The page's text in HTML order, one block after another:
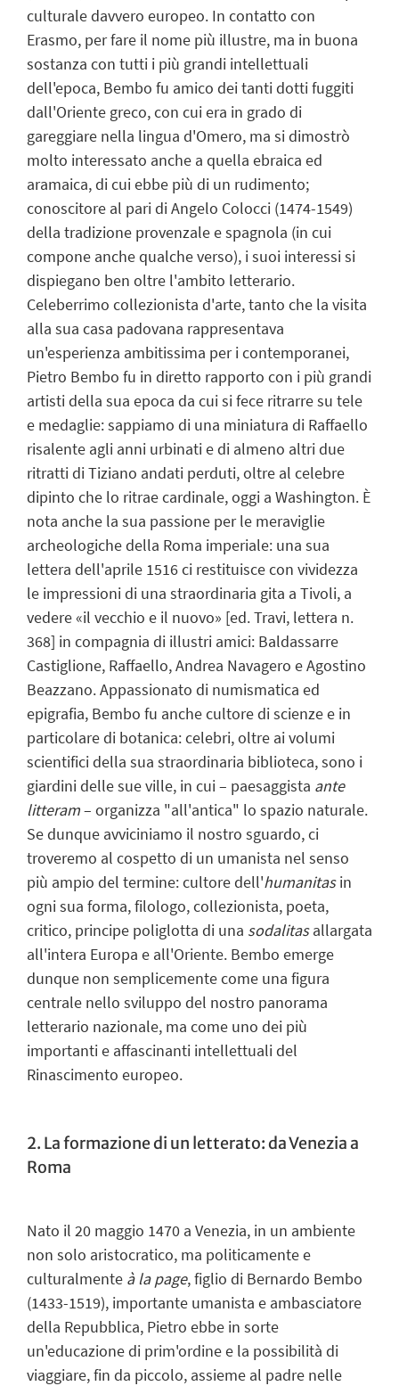
culturale davvero europeo. In contatto con
Erasmo, per fare il nome più illustre, ma in buona
sostanza con tutti i più grandi intellettuali
dell'epoca, Bembo fu amico dei tanti dotti fuggiti
dall'Oriente greco, con cui era in grado di
gareggiare nella lingua d'Omero, ma si dimostrò
molto interessato anche a quella ebraica ed
aramaica, di cui ebbe più di un rudimento;
conoscitore al pari di Angelo Colocci (1474-1549)
della tradizione provenzale e spagnola (in cui
compone anche qualche verso), i suoi interessi si
dispiegano ben oltre l'ambito letterario.
Celeberrimo collezionista d'arte, tanto che la visita
alla sua casa padovana rappresentava
un'esperienza ambitissima per i contemporanei,
Pietro Bembo fu in diretto rapporto con i più grandi
artisti della sua epoca da cui si fece ritrarre su tele
e medaglie: sappiamo di una miniatura di Raffaello
risalente agli anni urbinati e di almeno altri due
ritratti di Tiziano andati perduti, oltre al celebre
dipinto che lo ritrae cardinale, oggi a Washington. È
nota anche la sua passione per le meraviglie
archeologiche della Roma imperiale: una sua
lettera dell'aprile 1516 ci restituisce con vividezza
le impressioni di una straordinaria gita a Tivoli, a
vedere «il vecchio e il nuovo» [ed. Travi, lettera n.
368] in compagnia di illustri amici: Baldassarre
Castiglione, Raffaello, Andrea Navagero e Agostino
Beazzano. Appassionato di numismatica ed
epigrafia, Bembo fu anche cultore di scienze e in
particolare di botanica: celebri, oltre ai volumi
scientifici della sua straordinaria biblioteca, sono i
giardini delle sue ville, in cui – paesaggista ante
litteram– organizza "all'antica" lo spazio naturale.
Se dunque avviciniamo il nostro sguardo, ci
troveremo al cospetto di un umanista nel senso
più ampio del termine: cultore dell'humanitasin
ogni sua forma, filologo, collezionista, poeta,
critico, principe poliglotta di una sodalitasallargata
all'intera Europa e all'Oriente. Bembo emerge
dunque non semplicemente come una figura
centrale nello sviluppo del nostro panorama
letterario nazionale, ma come uno dei più
importanti e affascinanti intellettuali del
Rinascimento europeo.
2. La formazione di un letterato: da Venezia a
Roma
Nato il 20 maggio 1470 a Venezia, in un ambiente
non solo aristocratico, ma politicamente e
culturalmente à la page, figlio di Bernardo Bembo
(1433-1519), importante umanista e ambasciatore
della Repubblica, Pietro ebbe in sorte
un'educazione di prim'ordine e la possibilità di
viaggiare, fin da piccolo, assieme al padre nelle